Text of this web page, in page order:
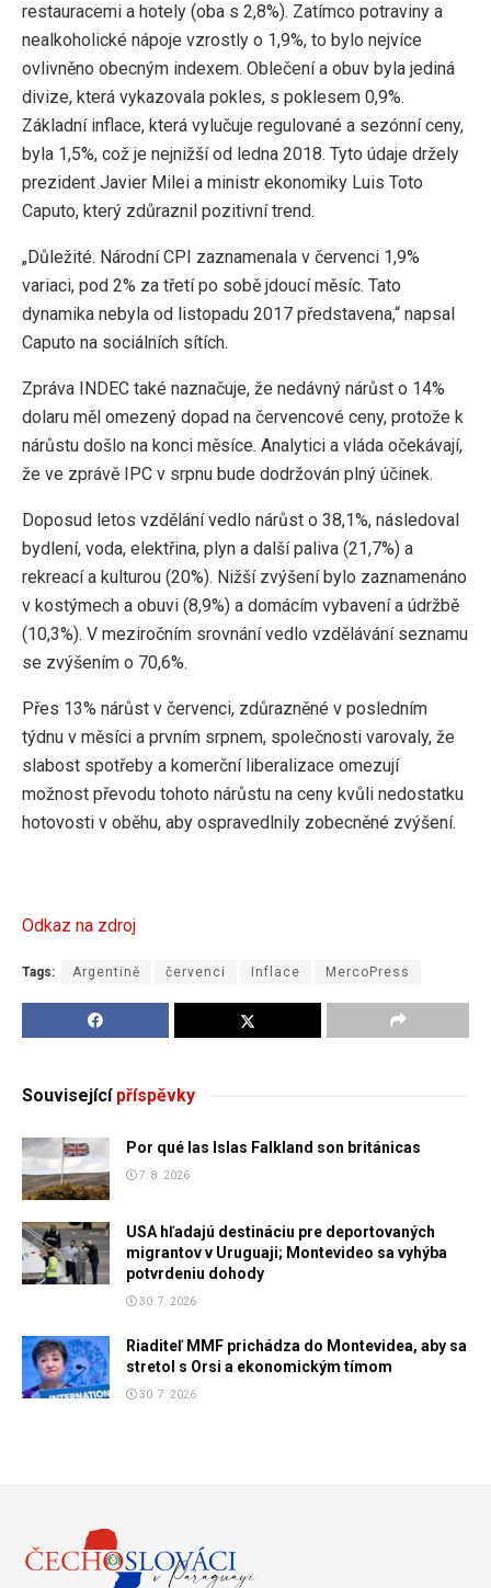
restauracemi a hotely (oba s 2,8%). Zatímco potraviny a
nealkoholické nápoje vzrostly o 1,9%, to bylo nejvíce
ovlivněno obecným indexem. Oblečení a obuv byla jediná
divize, která vykazovala pokles, s poklesem 0,9%.
Základní inflace, která vylučuje regulované a sezónní ceny,
byla 1,5%, což je nejnižší od ledna 2018. Tyto údaje držely
prezident Javier Milei a ministr ekonomiky Luis Toto
Caputo, který zdůraznil pozitivní trend.
„Důležité. Národní CPI zaznamenala v červenci 1,9%
variaci, pod 2% za třetí po sobě jdoucí měsíc. Tato
dynamika nebyla od listopadu 2017 představena,“ napsal
Caputo na sociálních sítích.
Zpráva INDEC také naznačuje, že nedávný nárůst o 14%
dolaru měl omezený dopad na červencové ceny, protože k
nárůstu došlo na konci měsíce. Analytici a vláda očekávají,
že ve zprávě IPC v srpnu bude dodržován plný účinek.
Doposud letos vzdělání vedlo nárůst o 38,1%, následoval
bydlení, voda, elektřina, plyn a další paliva (21,7%) a
rekreací a kulturou (20%). Nižší zvýšení bylo zaznamenáno
v kostýmech a obuvi (8,9%) a domácím vybavení a údržbě
(10,3%). V meziročním srovnání vedlo vzdělávání seznamu
se zvýšením o 70,6%.
Přes 13% nárůst v červenci, zdůrazněné v posledním
týdnu v měsíci a prvním srpnem, společnosti varovaly, že
slabost spotřeby a komerční liberalizace omezují
možnost převodu tohoto nárůstu na ceny kvůli nedostatku
hotovosti v oběhu, aby ospravedlnily zobecněné zvýšení.
Odkaz na zdroj
Tags: Argentině červenci Inflace MercoPress
Souvisejícípříspěvky
Por qué las Islas Falkland son británicas
7. 8. 2026
USA hľadajú destináciu pre deportovaných
migrantov v Uruguaji; Montevideo sa vyhýba
potvrdeniu dohody
30. 7. 2026
Riaditeľ MMF prichádza do Montevidea, aby sa
stretol s Orsi a ekonomickým tímom
30. 7. 2026